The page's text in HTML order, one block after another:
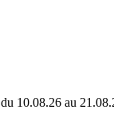
10.08.26 au